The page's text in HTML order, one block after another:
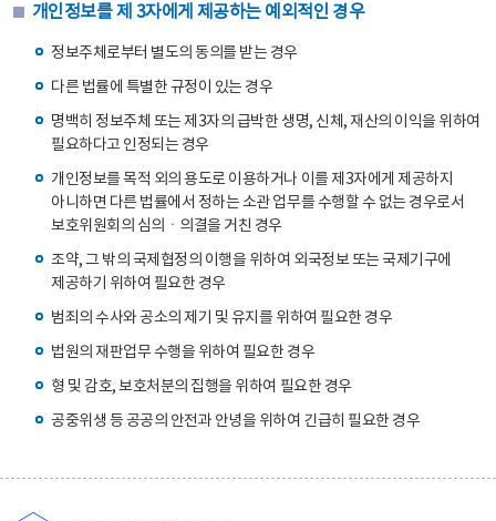
개인정보를 제 3자에게 제공하는 예외적인 경우
정보주체로부터 별도의 동의를 받는 경우
다른 법률에 특별한 규정이 있는 경우
명백히 정보주체 또는 제3자의 급박한 생명, 신체, 재산의 이익을 위하여
필요하다고 인정되는 경우
개인정보를 목적 외의 용도로 이용하거나 이를 제3자에게 제공하지
아니하면 다른 법률에서 정하는 소관 업무를 수행할 수 없는 경우로서
보호위원회의 심의ㆍ의결을 거친 경우
조약, 그 밖의 국제협정의 이행을 위하여 외국정보 또는 국제기구에
제공하기 위하여 필요한 경우
범죄의 수사와 공소의 제기 및 유지를 위하여 필요한 경우
법원의 재판업무 수행을 위하여 필요한 경우
형 및 감호, 보호처분의 집행을 위하여 필요한 경우
공중위생 등 공공의 안전과 안녕을 위하여 긴급히 필요한 경우